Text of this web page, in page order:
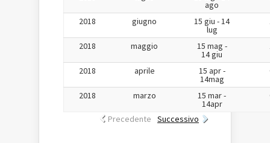
ago
2018 giugno 15 giu - 14
lug
2018 maggio 15 mag -
14 giu
2018 aprile 15 apr -
14mag
2018 marzo 15 mar -
14apr
Precedente Successivo